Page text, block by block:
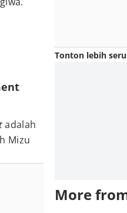
adalah
Mizu
Tonton lebih
More